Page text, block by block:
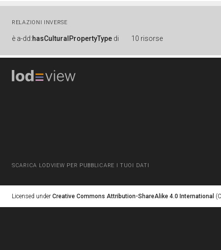
RELAZIONI INVERSE
è a-dd:hasCulturalPropertyType di 10 risorse
SCARICA LODVIEW PER PUBBLICARE I TUOI DATI
Licensed under Creative Commons Attribution-ShareAlike 4.0 International